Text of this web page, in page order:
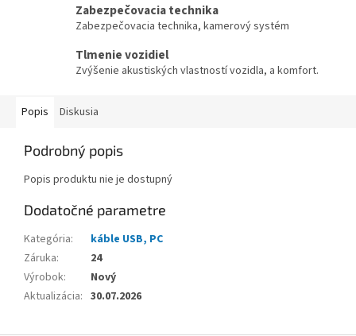
Zabezpečovacia technika
Zabezpečovacia technika, kamerový systém
Tlmenie vozidiel
Zvýšenie akustiských vlastností vozidla, a komfort.
Popis Diskusia
Podrobný popis
Popis produktu nie je dostupný
Dodatočné parametre
Kategória:
káble USB, PC
Záruka:
24
Výrobok:
Nový
Aktualizácia: 30.07.2026